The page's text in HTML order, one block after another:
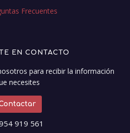
Frecuentes
EN CONTACTO
para recibir la información
necesites
919 561